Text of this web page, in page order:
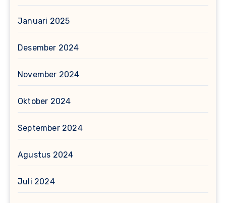
Januari 2025
Desember 2024
November 2024
Oktober 2024
September 2024
Agustus 2024
Juli 2024